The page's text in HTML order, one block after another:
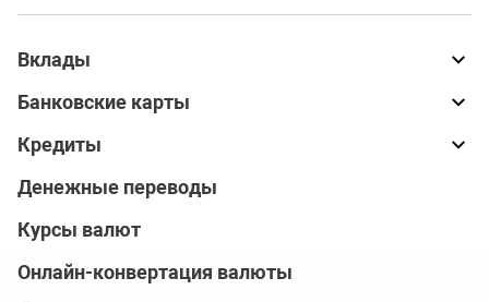
Вклады
Банковские карты
Кредиты
Денежные переводы
Курсы валют
Онлайн-конвертация валюты